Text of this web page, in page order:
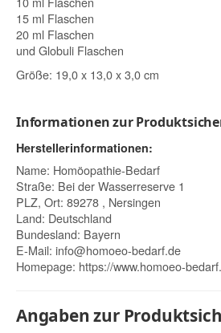
15 ml Flaschen
20 ml Flaschen
und Globuli Flaschen
Größe: 19,0 x 13,0 x 3,0 cm
Informationen zur
Herstellerinformationen:
Name: Homöopathie-Bedarf
Straße: Bei der Wasserreserve 1
PLZ, Ort: 89278 , Nersingen
Land: Deutschland
Bundesland: Bayern
E-Mail: info@homoeo-bedarf.de
Homepage: https://www.homoeo-
Angaben zur